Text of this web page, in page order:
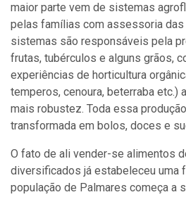
maior parte vem de sistemas
pelas famílias com assessoria
sistemas são responsáveis pela
frutas, tubérculos e alguns grãos,
experiências de horticultura
temperos, cenoura, beterraba etc.)
mais robustez. Toda essa
transformada em bolos, doces e
O fato de ali vender-se alimentos
diversificados já estabeleceu uma
população de Palmares começa a